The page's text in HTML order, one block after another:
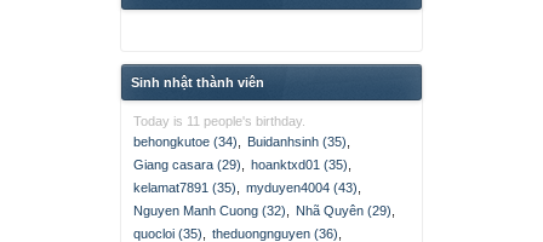
Sinh nhật thành viên
Today is 11 people's birthday.
behongkutoe (34)
Buidanhsinh (35)
Giang casara (29)
hoanktxd01 (35)
kelamat7891 (35)
myduyen4004 (43)
Nguyen Manh Cuong (32)
Nhã Quyên (29)
quocloi (35)
theduongnguyen (36)